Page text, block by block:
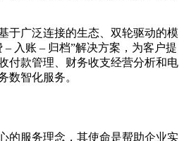
于广泛连接的生态、双轮驱动的模
入账 – 归档”解决方案，为客户提
付款管理、财务收支经营分析和电
数智化服务。
的服务理念，其使命是帮助企业实